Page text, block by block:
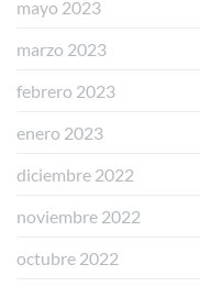
mayo 2023
marzo 2023
febrero 2023
enero 2023
diciembre 2022
noviembre 2022
octubre 2022